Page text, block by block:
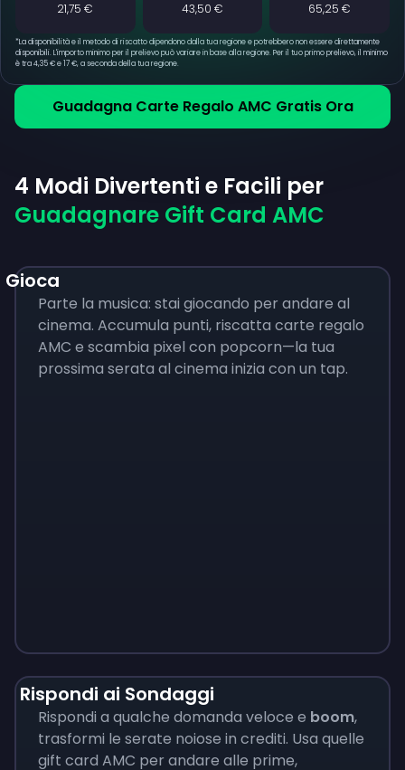
Guadagna Carte Regalo AMC Gratis Ora
21,75 € 43,50 € 65,25 €
*La disponibilità e il metodo di riscatto dipendono dalla tua regione e potrebbero non essere direttamente
disponibili. L'importo minimo per il prelievo può variare in base alla regione. Per il tuo primo prelievo, il minimo
è tra 4,35 € e 17 €, a seconda della tua regione.
4 Modi Divertenti e Facili per
Guadagnare Gift Card AMC
Gioca
Parte la musica: stai giocando per andare al
cinema. Accumula punti, riscatta carte regalo
AMC e scambia pixel con popcorn—la tua
prossima serata al cinema inizia con un tap.
Rispondi ai Sondaggi
Rispondi a qualche domanda veloce e boom,
trasformi le serate noiose in crediti. Usa quelle
gift card AMC per andare alle prime,